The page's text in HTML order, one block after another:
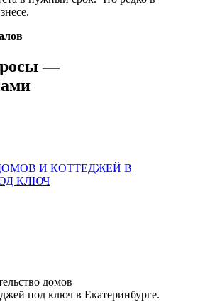
—
И КОТТЕДЖЕЙ В
КЛЮЧ
домов
под ключ в Екатеринбурге.